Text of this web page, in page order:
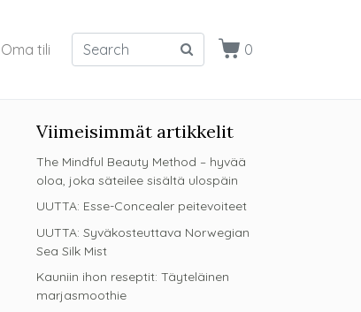
Oma tili 0
Viimeisimmät artikkelit
The Mindful Beauty Method – hyvää
oloa, joka säteilee sisältä ulospäin
UUTTA: Esse-Concealer peitevoiteet
UUTTA: Syväkosteuttava Norwegian
Sea Silk Mist
Kauniin ihon reseptit: Täyteläinen
marjasmoothie